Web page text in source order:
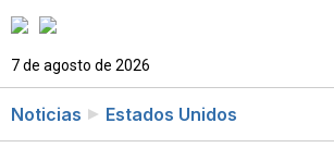
7 de agosto de 2026
Noticias Estados Unidos